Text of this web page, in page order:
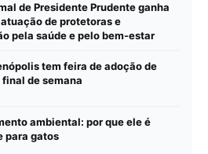
de Presidente Prudente ganha
de protetoras e
pela saúde e pelo bem-estar
tem feira de adoção de
de semana
ambiental: por que ele é
para gatos